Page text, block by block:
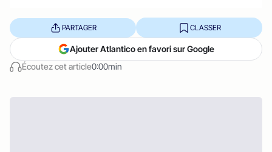
Écoutez cet article0:00min
PARTAGER CLASSER
Ajouter Atlantico en favori sur Google